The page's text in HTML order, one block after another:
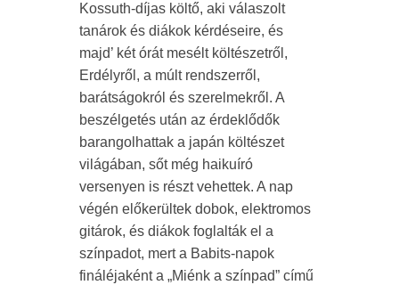
Kossuth-díjas költő, aki válaszolt
tanárok és diákok kérdéseire, és
majd’ két órát mesélt költészetről,
Erdélyről, a múlt rendszerről,
barátságokról és szerelmekről. A
beszélgetés után az érdeklődők
barangolhattak a japán költészet
világában, sőt még haikuíró
versenyen is részt vehettek. A nap
végén előkerültek dobok, elektromos
gitárok, és diákok foglalták el a
színpadot, mert a Babits-napok
fináléjaként a „Miénk a színpad” című